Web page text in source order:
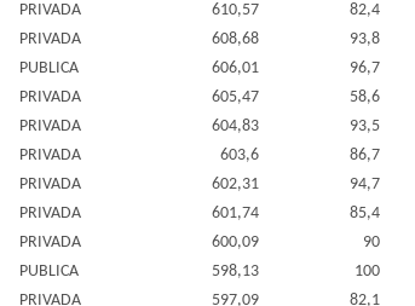
PRIVADA 610,57
82,4
PRIVADA 608,68
93,8
PUBLICA 606,01
96,7
PRIVADA 605,47
58,6
PRIVADA 604,83
93,5
PRIVADA 603,6
86,7
PRIVADA 602,31
94,7
PRIVADA 601,74
85,4
PRIVADA 600,09
90
PUBLICA 598,13
100
PRIVADA 597,09
82,1